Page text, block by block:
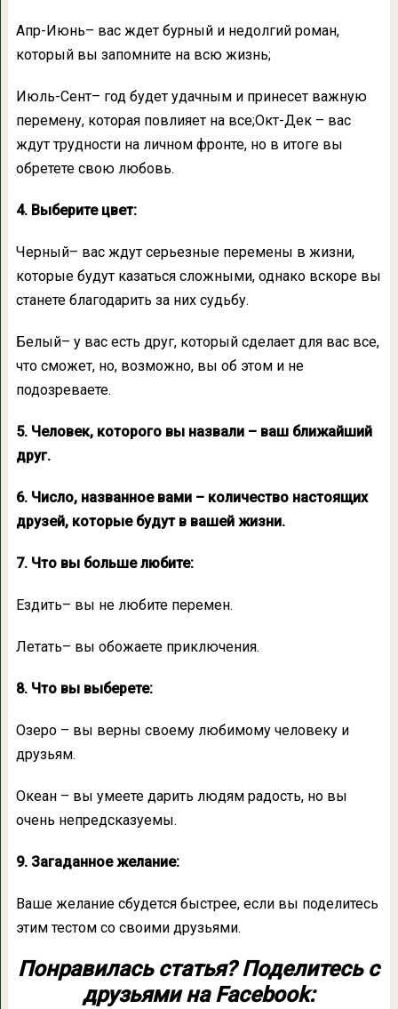
Апр-Июнь– вас ждет бурный и недолгий роман,
который вы запомните на всю жизнь;
Июль-Сент– год будет удачным и принесет важную
перемену, которая повлияет на все;Окт-Дек – вас
ждут трудности на личном фронте, но в итоге вы
обретете свою любовь.
4. Выберите цвет:
Черный– вас ждут серьезные перемены в жизни,
которые будут казаться сложными, однако вскоре вы
станете благодарить за них судьбу.
Белый– у вас есть друг, который сделает для вас все,
что сможет, но, возможно, вы об этом и не
подозреваете.
5. Человек, которого вы назвали – ваш ближайший
друг.
6. Число, названное вами – количество настоящих
друзей, которые будут в вашей жизни.
7. Что вы больше любите:
Ездить– вы не любите перемен.
Летать– вы обожаете приключения.
8. Что вы выберете:
Озеро – вы верны своему любимому человеку и
друзьям.
Океан – вы умеете дарить людям радость, но вы
очень непредсказуемы.
9. Загаданное желание:
Ваше желание сбудется быстрее, если вы поделитесь
этим тестом со своими друзьями.
Понравилась статья? Поделитесь с
друзьями на Facebook: